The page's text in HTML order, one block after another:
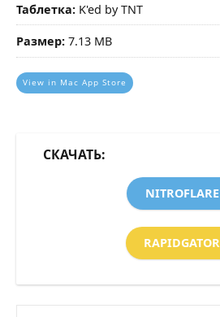
Таблетка: K'ed by TNT
Размер: 7.13 MB
View in Mac App Store
СКАЧАТЬ:
NITROFLARE
RAPIDGATOR